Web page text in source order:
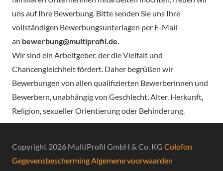
uns auf Ihre Bewerbung. Bitte senden Sie uns Ihre
vollständigen Bewerbungsunterlagen per E-Mail
an bewerbung@multiprofil.de
Wir sind ein Arbeitgeber, der die Vielfalt und
Chancengleichheit fördert. Daher begrüßen wir
Bewerbungen von allen qualifizierten Bewerberinnen und
Bewerbern, unabhängig von Geschlecht, Alter, Herkunft,
Religion, sexueller Orientierung oder Behinderung.
Copyright 2026 MultiProfil GmbH & Co. KG Colofon
GegevensbeschermingAlgemene voorwaarden